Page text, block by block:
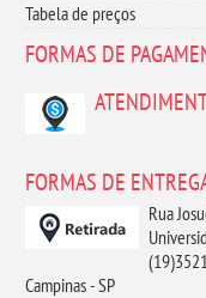
Tabela de preços
FORMAS DE
FORMAS DE
Rua
Campinas - SP